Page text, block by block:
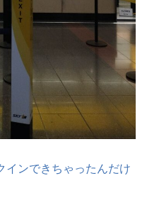
インできちゃったんだけ